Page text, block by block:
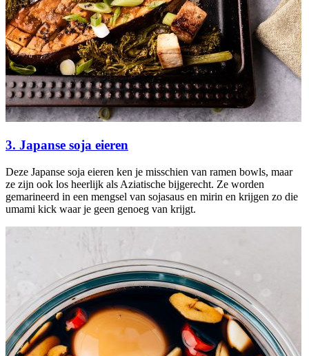
3. Japanse soja eieren
Deze Japanse soja eieren ken je misschien van ramen bowls, maar
ze zijn ook los heerlijk als Aziatische bijgerecht. Ze worden
gemarineerd in een mengsel van sojasaus en mirin en krijgen zo die
umami kick waar je geen genoeg van krijgt.